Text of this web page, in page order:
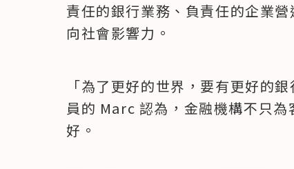
責任的銀行業務、負責任的企業
向社會影響力。
「為了更好的世界，要有更好的
員的 Marc 認為，金融機構不只
好。